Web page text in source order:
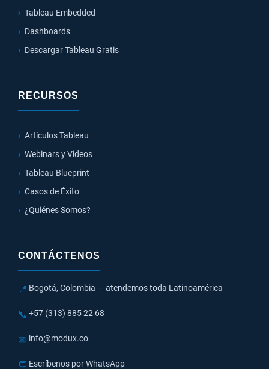
Tableau Embedded
Dashboards
Descargar Tableau Gratis
RECURSOS
Artículos Tableau
Webinars y Videos
Tableau Blueprint
Casos de Éxito
¿Quiénes Somos?
CONTÁCTENOS
📍 Bogotá, Colombia — atendemos toda Latinoamérica
📞 +57 (313) 885 22 68
✉ info@modux.co
💬 Escríbenos por WhatsApp